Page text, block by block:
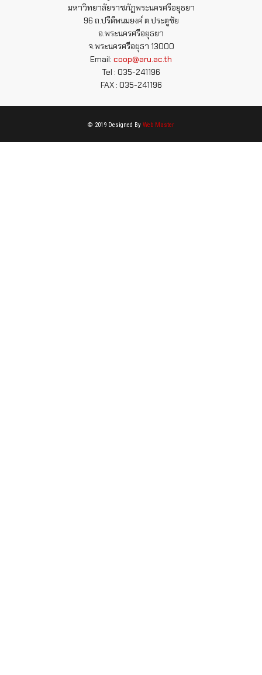
มหาวิทยาลัยราชภัฏพระนครศรีอยุธยา
96 ถ.ปรีดีพนมยงค์ ต.ประตูชัย
อ.พระนครศรีอยุธยา
จ.พระนครศรีอยุธา 13000
Email: coop@aru.ac.th
Tel : 035-241196
FAX : 035-241196
© 2019 Designed By Web Master